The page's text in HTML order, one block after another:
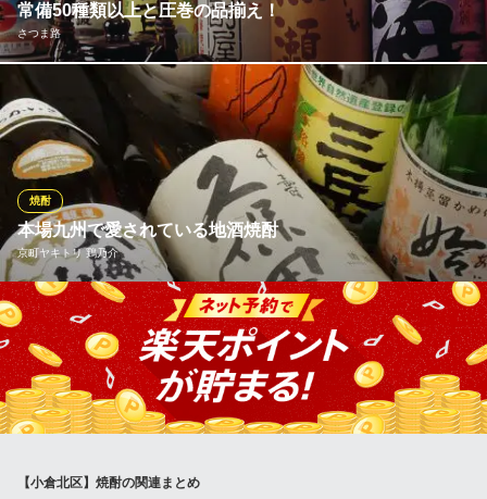
食楽堂 じょのや
創作料理と焼酎を楽しむ
ＪＲ城野駅 徒歩1分
福岡県北九州市小倉北区若富士町6-10
常備50種類以上と圧巻の品揃え！
さつま路
特に芋焼酎は圧巻の品揃え！「島美人」や「黒伊佐錦」といった
地元の定番酒から、鹿児島から直送で仕入れる県外不出のお酒ま
で、幅広くご用意しています。その旨さをとことん味わうなら、
伝統的な酒器“黒じょか”で。とろりとまろやかな口当たりをお楽し
みください。もちろん、麦焼酎や米焼酎もしっかり取り揃えてい
ます！
さつま路
九州の郷土料理居酒屋
ＪＲ小倉駅 徒歩15分
福岡県北九州市小倉北区紺屋町7-4 サツマビル
本場九州で愛されている地酒焼酎
京町ヤキトリ 鶏乃介
焼酎
ここでしか飲めない希少な焼酎から九州定番の焼酎まで幅広くご
用意しております！ 焼酎に串焼き、これがまたよく合うんで
す！！多彩なラインナップが魅力ですので、ぜひ飲み比べてくだ
さい。
ＪＲ小倉駅 徒歩6分
【小倉北区】焼酎の関連まとめ